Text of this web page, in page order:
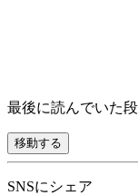
最後に読んでいた
移動する
SNSにシェア